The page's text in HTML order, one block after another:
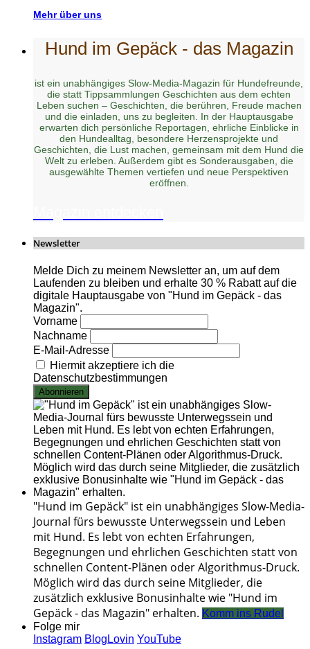
Mehr über uns
Hund im Gepäck - das Magazin
ist ein unabhängiges Slow-Media-Magazin für Hundefreunde,
die statt Tippsammlungen Geschichten aus dem echten
Leben suchen – Geschichten, die berühren, Freude machen
und die einladen, uns zu begleiten. In der Hauptausgabe
erwarten dich persönliche Reportagen, ehrliche Einblicke in
den Hundealltag, besondere Herzensprojekte und
Geschichten, die Lust machen, gemeinsam mit dem Hund die
Welt zu erleben. Außerdem gibt es Sonderausgaben, die
ausgewählte Themen vertiefen und neue Perspektiven
eröffnen.
Newsletter
Melde Dich zu meinem Newsletter an, um auf dem
Laufenden zu bleiben und erhalte 30 % Rabatt auf die
digitale Hauptausgabe von "Hund im Gepäck - das
Magazin".
Vorname
Nachname
E-Mail-Adresse
Hiermit akzeptiere ich die
Datenschutzbestimmungen
"Hund im Gepäck" ist ein unabhängiges Slow-Media-
Journal fürs bewusste Unterwegssein und Leben
mit Hund. Es lebt von echten Erfahrungen,
Begegnungen und ehrlichen Geschichten statt von
schnellen Content-Plänen oder Algorithmus-Druck.
Möglich wird das durch seine Mitglieder, die
zusätzlich exklusive Bonusinhalte wie "Hund im
Gepäck - das Magazin" erhalten. Komm ins Rudel
Folge mir
Instagram BlogLovin YouTube